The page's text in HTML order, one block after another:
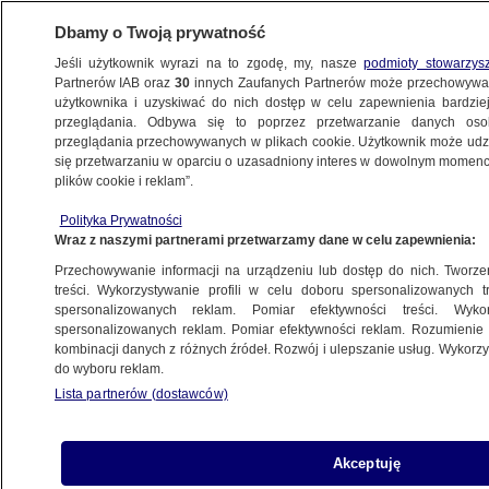
POLSKA
z mieszkania Sakiewicza
Robert Zieliński
18.05.2026, 18:14
Posłuchaj artykułu
Czyta lektor AI
Dbamy o Twoją prywatność
Jeśli użytkownik wyrazi na to zgodę, my, naszepodmioty
Partnerów IAB oraz30 innych Zaufanych Partnerów może
użytkownika i uzyskiwać do nich dostęp w celu zapewnienia
przeglądania. Odbywa się to poprzez przetwarzanie danych
przeglądania przechowywanych w plikach cookie. Użytkownik może
się przetwarzaniu w oparciu o uzasadniony interes w dowolnym
plików cookie i reklam”.
Polityka Prywatności
Wraz z naszymi partnerami przetwarzamy dane w celu zapewnienia:
Przechowywanie informacji na urządzeniu lub dostęp do nich.
treści. Wykorzystywanie profili w celu doboru spersonalizowanych
spersonalizowanych reklam. Pomiar efektywności treści.
spersonalizowanych reklam. Pomiar efektywności reklam.
kombinacji danych z różnych źródeł. Rozwój i ulepszanie usług.
do wyboru reklam.
Lista partnerów (dostawców)
Akceptuję